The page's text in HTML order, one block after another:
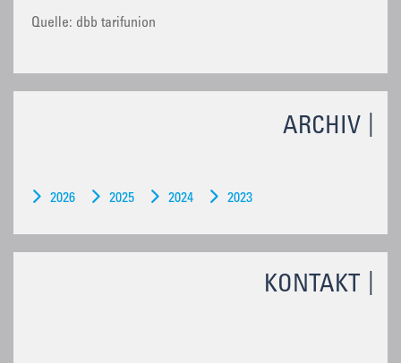
ARCHIV
2026 2025 2024 2023
KONTAKT
Quelle: dbb tarifunion